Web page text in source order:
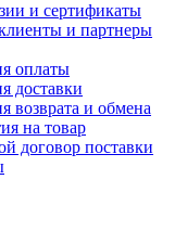
и сертификаты
и партнеры
оплаты
доставки
возврата и обмена
на товар
договор поставки